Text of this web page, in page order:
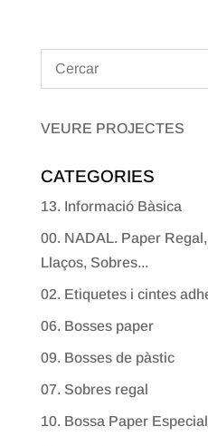
VEURE PROJECTES
CATEGORIES
13. Informació Bàsica
00. NADAL. Paper
Llaços, Sobres...
02. Etiquetes i cintes
06. Bosses paper
09. Bosses de pàstic
07. Sobres regal
10. Bossa Paper